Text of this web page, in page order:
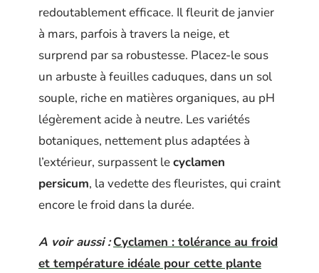
redoutablement efficace. Il fleurit de janvier
à mars, parfois à travers la neige, et
surprend par sa robustesse. Placez-le sous
un arbuste à feuilles caduques, dans un sol
souple, riche en matières organiques, au pH
légèrement acide à neutre. Les variétés
botaniques, nettement plus adaptées à
l’extérieur, surpassent lecyclamen
persicum, la vedette des fleuristes, qui craint
encore le froid dans la durée.
A voir aussi : Cyclamen : tolérance au froid
et température idéale pour cette plante